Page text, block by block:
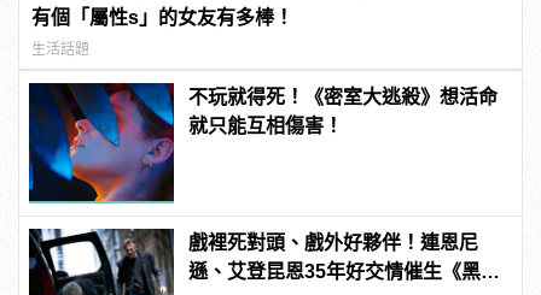
有個「屬性s」的女友有多棒！
生活話題
不玩就得死！《密室大逃殺》想活命
就只能互相傷害！
戲裡死對頭、戲外好夥伴！連恩尼
遜、艾登昆恩35年好交情催生《黑光